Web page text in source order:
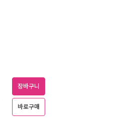
장바구니
바로구매